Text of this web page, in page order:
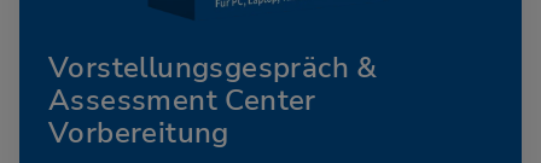
Vorstellungsgespräch &
Assessment Center
Vorbereitung